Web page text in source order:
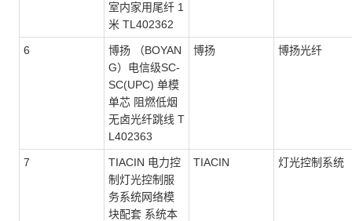
室内家用尾纤 1
米 TL402362
6
博扬 （BOYAN
G）电信级SC-
SC(UPC) 单模
单芯 阻燃低烟
无卤光纤跳线 T
L402363
博扬 博扬光纤
7
TIACIN 电力控
制灯光控制服
务系统网络模
块配套 系统本
TIACIN 灯光控制系统